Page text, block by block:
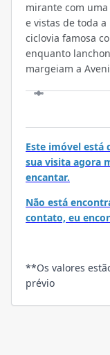
mirante com
e vistas de toda
ciclovia famosa
enquanto
margeiam a
Este imóvel está
sua visita agora
encantar.
Não está
contato, eu
**Os valores
prévio